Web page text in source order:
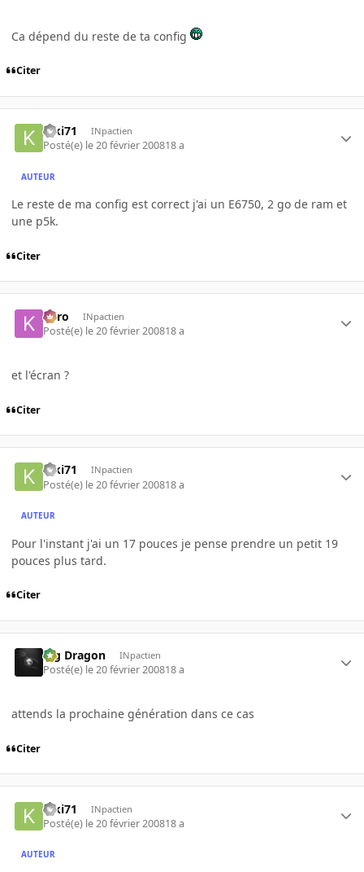
Ca dépend du reste de ta config
Citer
kiki71 INpactien
Posté(e) le 20 février 200818 a
AUTEUR
Le reste de ma config est correct j'ai un E6750, 2 go de ram et
une p5k.
Citer
kyro INpactien
Posté(e) le 20 février 200818 a
et l'écran ?
Citer
kiki71 INpactien
Posté(e) le 20 février 200818 a
AUTEUR
Pour l'instant j'ai un 17 pouces je pense prendre un petit 19
pouces plus tard.
Citer
Big Dragon INpactien
Posté(e) le 20 février 200818 a
attends la prochaine génération dans ce cas
Citer
kiki71 INpactien
Posté(e) le 20 février 200818 a
AUTEUR